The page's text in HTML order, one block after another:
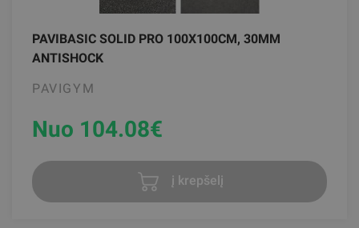
PAVIBASIC SOLID PRO 100X100CM, 30MM
ANTISHOCK
PAVIGYM
Nuo 104.08€
į krepšelį